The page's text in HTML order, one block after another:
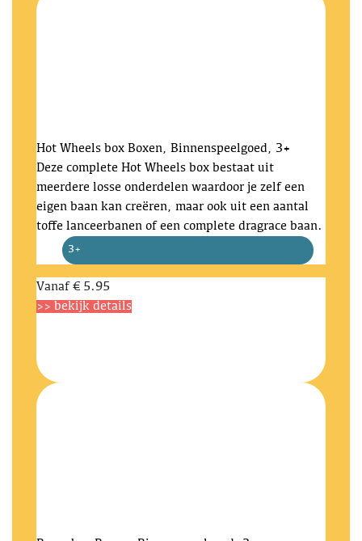
Hot Wheels box Boxen, Binnenspeelgoed, 3+
Deze complete Hot Wheels box bestaat uit
meerdere losse onderdelen waardoor je zelf een
eigen baan kan creëren, maar ook uit een aantal
toffe lanceerbanen of een complete dragrace baan.
3+
Vanaf € 5.95
>> bekijk details